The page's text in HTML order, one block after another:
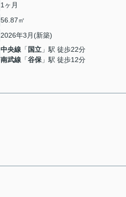
1ヶ月
56.87㎡
2026年3月(新築)
中央線 「 国立 」駅 徒歩22分
南武線 「谷保 」駅 徒歩12分